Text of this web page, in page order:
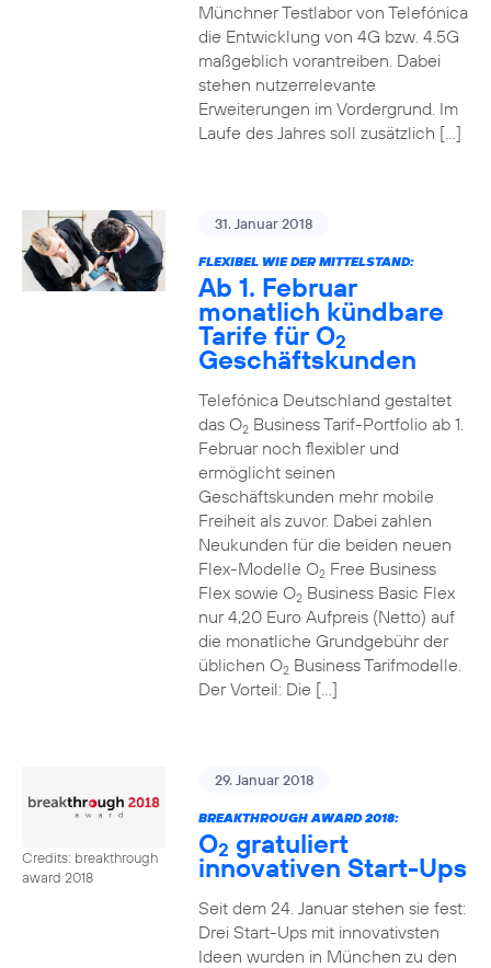
Münchner Testlabor von Telefónica
die Entwicklung von 4G bzw. 4.5G
maßgeblich vorantreiben. Dabei
stehen nutzerrelevante
Erweiterungen im Vordergrund. Im
Laufe des Jahres soll zusätzlich […]
31. Januar 2018
FLEXIBEL WIE DER MITTELSTAND:
Ab 1. Februar
monatlich kündbare
Tarife für O2
Geschäftskunden
Telefónica Deutschland gestaltet
das O2Business Tarif-Portfolio ab 1.
Februar noch flexibler und
ermöglicht seinen
Geschäftskunden mehr mobile
Freiheit als zuvor. Dabei zahlen
Neukunden für die beiden neuen
Flex-Modelle O2Free Business
Flex sowie O2Business Basic Flex
nur 4,20 Euro Aufpreis (Netto) auf
die monatliche Grundgebühr der
üblichen O2Business Tarifmodelle.
Der Vorteil: Die […]
Credits: breakthrough
award 2018
29. Januar 2018
BREAKTHROUGH AWARD 2018:
O2 gratuliert
innovativen Start-Ups
Seit dem 24. Januar stehen sie fest:
Drei Start-Ups mit innovativsten
Ideen wurden in München zu den